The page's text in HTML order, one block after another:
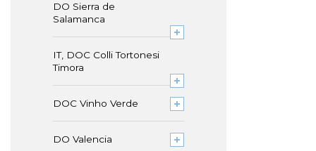
DO Sierra de
Salamanca
IT, DOC Colli Tortonesi
Timora
DOC Vinho Verde
DO Valencia